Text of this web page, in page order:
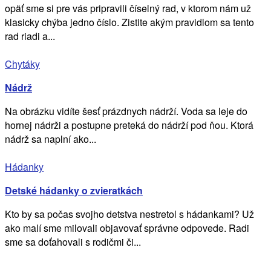
opäť sme si pre vás pripravili číselný rad, v ktorom nám už
klasicky chýba jedno číslo. Zistite akým pravidlom sa tento
rad riadi a...
Chytáky
Nádrž
Na obrázku vidíte šesť prázdnych nádrží. Voda sa leje do
hornej nádrži a postupne preteká do nádrží pod ňou. Ktorá
nádrž sa naplní ako...
Hádanky
Detské hádanky o zvieratkách
Kto by sa počas svojho detstva nestretol s hádankami? Už
ako malí sme milovali objavovať správne odpovede. Radi
sme sa doťahovali s rodičmi či...